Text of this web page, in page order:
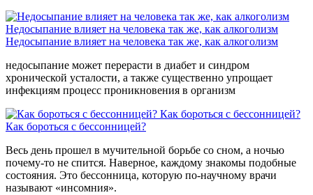
Недосыпание влияет на человека так же, как алкоголизм
Недосыпание влияет на человека так же, как алкоголизм
недосыпание может перерасти в диабет и синдром
хронической усталости, а также существенно упрощает
инфекциям процесс проникновения в организм
Как бороться с бессонницей?
Как бороться с бессонницей?
Весь день прошел в мучительной борьбе со сном, а ночью
почему-то не спится. Наверное, каждому знакомы подобные
состояния. Это бессонница, которую по-научному врачи
называют «инсомния».